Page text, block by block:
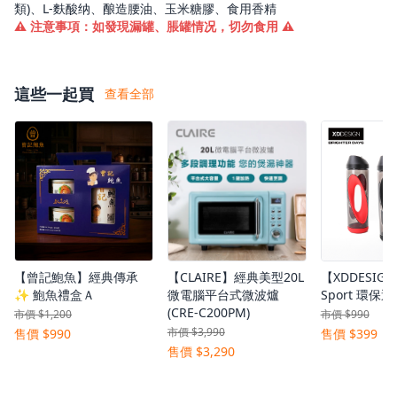
類)、L-麩酸纳、酿造腰油、玉米糖膠、食用香精
⚠️ 注意事項：如發現漏罐、脹罐情况，切勿食用 ⚠️
這些一起買 查看全部
【曾記鮑魚】經典傳承
✨ 鮑魚禮盒Ａ
市價 $1,200
售價 $990
【CLAIRE】經典美型20L
微電腦平台式微波爐
(CRE-C200PM)
市價 $3,990
售價 $3,290
【
Sport 環保運
市價 $990
售價 $399